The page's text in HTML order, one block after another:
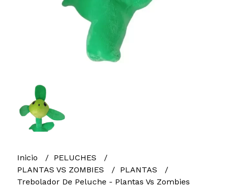
Inicio
PELUCHES
PLANTAS VS ZOMBIES
PLANTAS
Trebolador De Peluche - Plantas Vs Zombies